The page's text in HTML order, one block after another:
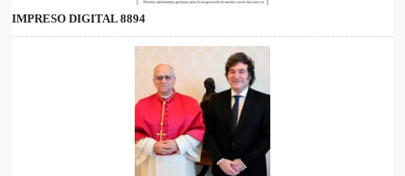
IMPRESO DIGITAL 8894